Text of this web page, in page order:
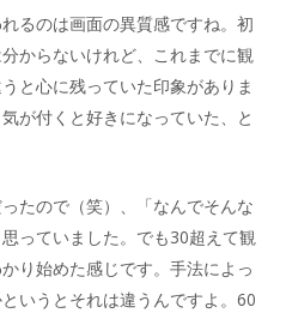
るのは画面の異質感ですね。初
からないけれど、これまでに観
と心に残っていた印象がありま
が付くと好きになっていた、と
たので（笑）、「なんでそんな
っていました。でも30超えて観
り始めた感じです。手法によっ
いうとそれは違うんですよ。60